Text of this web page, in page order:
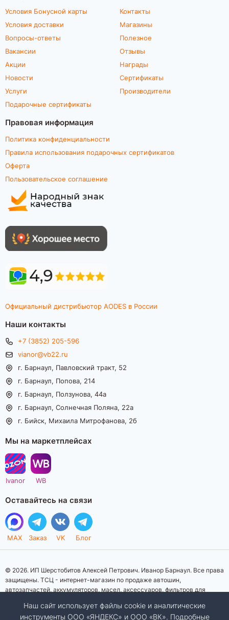
Условия Бонусной карты
Условия доставки
Вопросы-ответы
Вакансии
Акции
Новости
Услуги
Подарочные сертификаты
Контакты
Магазины
Полезное
Отзывы
Награды
Сертификаты
Производители
Правовая информация
Политика конфиденциальности
Правила использования подарочных сертификатов
Оферта
Пользовательское соглашение
Официальный дистрибьютор AODES в России
Наши контакты
+7 (3852) 205-596
vianor@vb22.ru
г. Барнаул, Павловский тракт, 52
г. Барнаул, Попова, 214
г. Барнаул, Ползунова, 44а
г. Барнаул, Солнечная Поляна, 22а
г. Бийск, Михаила Митрофанова, 2б
Мы на маркетплейсах
Ivanor WB
Оставайтесь на связи
MAX Заказ VK Блог
© 2026. ИП Шерстобитов Алексей Петрович. Иванор Барнаул. Все права
защищены. ТСЦ - интернет-магазин по продаже автошин,
автозапчастей, аккумуляторов, масел, аксессуаров, фильтров для
информационный характер. Представленная информация о товарах, их
стоимости, характеристик, фото, наличия на складе ни при каких
Наш сайт использует файлы cookie и аналитические
инструменты ООО «ЯНДЕКС» и ООО «ВК». Подробные